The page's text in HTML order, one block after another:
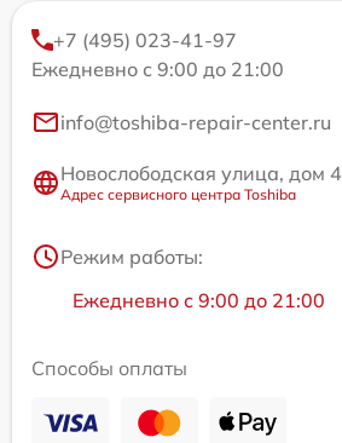
+7 (495) 023-41-97
Ежедневно с 9:00 до 21:00
info@toshiba-repair-center.ru
Новослободская улица, дом 4
Адрес сервисного центра Toshiba
Режим работы:
Ежедневно с 9:00 до 21:00
Способы оплаты